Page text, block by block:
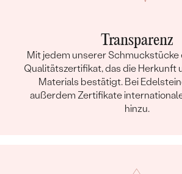
Transparenz
Mit jedem unserer Schmuckstücke
Qualitätszertifikat, das die Herkunft
Materials bestätigt. Bei
außerdem Zertifikate
hinzu.